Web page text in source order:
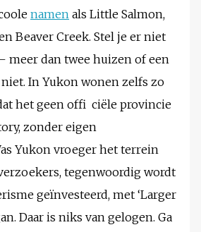
namen als Little Salmon,
Beaver Creek. Stel je er niet
meer dan twee huizen of een
In Yukon wonen zelfs zo
het geen offi ciële provincie
zonder eigen
Yukon vroeger het terrein
tegenwoordig wordt
geïnvesteerd, met ‘Larger
Daar is niks van gelogen. Ga